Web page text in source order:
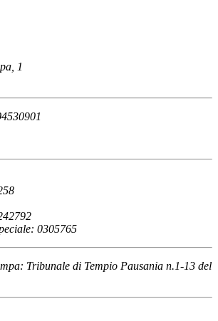
1
0305765
Tribunale di Tempio Pausania n.1-13 del